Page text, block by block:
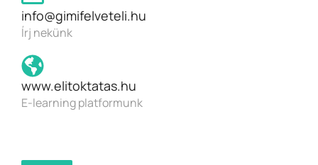
info@gimifelveteli.hu
Írj nekünk
www.elitoktatas.hu
E-learning platformunk